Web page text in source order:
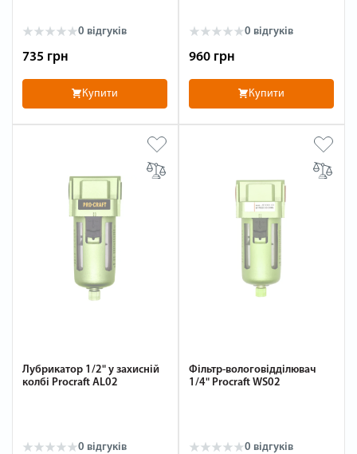
0 відгуків
735 грн
Купити
0 відгуків
960 грн
Купити
Лубрикатор 1/2" у захисній
колбі Procraft AL02
0 відгуків
Фільтр-вологовідділювач
1/4" Procraft WS02
0 відгуків